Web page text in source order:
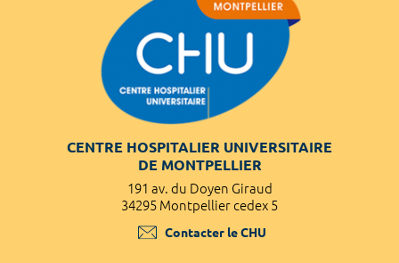
CENTRE HOSPITALIER UNIVERSITAIRE
DE MONTPELLIER
191 av. du Doyen Giraud
34295 Montpellier cedex 5
Contacter le CHU